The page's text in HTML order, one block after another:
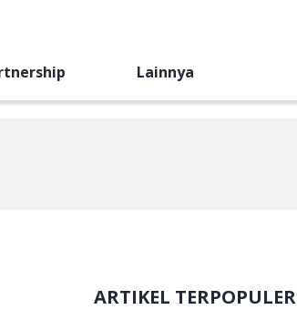
Lainnya
ARTIKEL TERPOPULER